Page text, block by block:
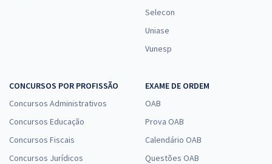
Selecon
Uniase
Vunesp
CONCURSOS POR PROFISSÃO
Concursos Administrativos
Concursos Educação
Concursos Fiscais
Concursos Jurídicos
EXAME DE ORDEM
OAB
Prova OAB
Calendário OAB
Questões OAB